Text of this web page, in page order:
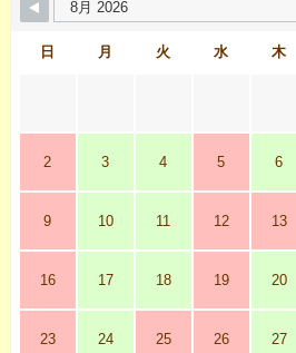
日 月 火 水 木
2 3 4 5 6
9 10 11 12 13
16 17 18 19 20
23 24 25 26 27